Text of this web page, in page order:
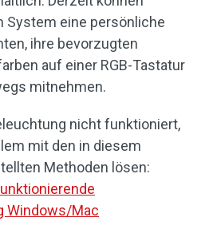
System eine persönliche
ihre bevorzugten
auf einer RGB-Tastatur
mitnehmen.
nicht funktioniert,
mit den in diesem
Methoden lösen:
Windows/Mac